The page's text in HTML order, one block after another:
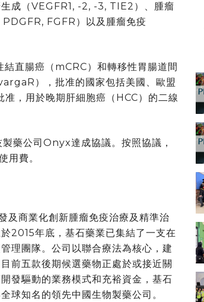
成（VEGFR1, -2, -3, TIE2）、腫瘤
FGFR）以及腫瘤免疫
直腸癌（mCRC）和轉移性胃腸道間
），批准的國家包括美國、歐盟
，用於晚期肝細胞癌（HCC）的二線
藥公司Onyx達成協議。按照協議，
用費。
及商業化創新腫瘤免疫治療及精準治
2015年底，基石藥業已集結了一支在
理團隊。公司以聯合療法為核心，建
前五款後期候選藥物正處於或接近關
發驅動的業務模式和充裕資金，基石
球知名的領先中國生物製藥公司。